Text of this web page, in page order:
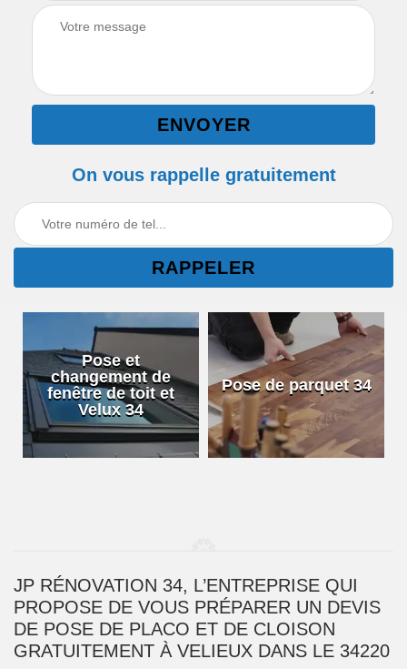
On vous rappelle gratuitement
Pose et
changement de
fenêtre de toit et
Velux 34
Pose de parquet 34
JP RÉNOVATION 34, L’ENTREPRISE QUI
PROPOSE DE VOUS PRÉPARER UN DEVIS
DE POSE DE PLACO ET DE CLOISON
GRATUITEMENT À VELIEUX DANS LE 34220